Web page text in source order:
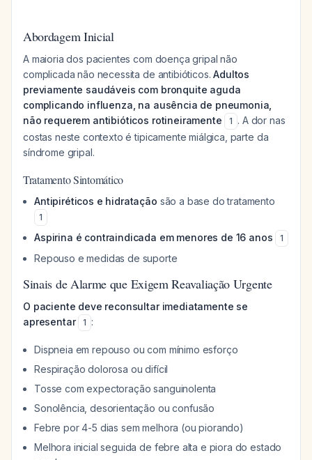
Abordagem Inicial
A maioria dos pacientes com doença gripal não
complicada não necessita de antibióticos.Adultos
previamente saudáveis com bronquite aguda
complicando influenza, na ausência de pneumonia,
não requerem antibióticos rotineiramente
1 . A dor nas
costas neste contexto é tipicamente miálgica, parte da
síndrome gripal.
Tratamento Sintomático
Antipiréticos e hidratação são a base do tratamento
1
Aspirina é contraindicada em menores de 16 anos 1
Repouso e medidas de suporte
Sinais de Alarme que Exigem Reavaliação Urgente
O paciente deve reconsultar imediatamente se
apresentar
1 :
Dispneia em repouso ou com mínimo esforço
Respiração dolorosa ou difícil
Tosse com expectoração sanguinolenta
Sonolência, desorientação ou confusão
Febre por 4-5 dias sem melhora (ou piorando)
Melhora inicial seguida de febre alta e piora do estado